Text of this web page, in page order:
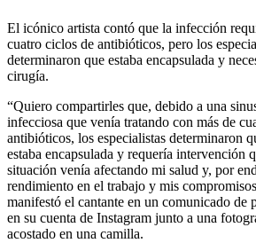
El icónico artista contó que la infección
cuatro ciclos de antibióticos, pero los
determinaron que estaba encapsulada y
cirugía.
“Quiero compartirles que, debido a una
infecciosa que venía tratando con más de
antibióticos, los especialistas determinaron
estaba encapsulada y requería intervención
situación venía afectando mi salud y, por
rendimiento en el trabajo y mis
manifestó el cantante en un comunicado de
en su cuenta de Instagram junto a una
acostado en una camilla.